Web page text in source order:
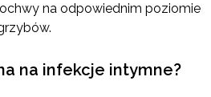
na odpowiednim poziomie
na infekcje intymne?